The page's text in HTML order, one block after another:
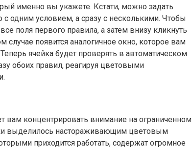
именно вы укажете. Кстати, можно задать
одним условием, а сразу с несколькими. Чтобы
поля первого правила, а затем внизу кликнуть
случае появится аналогичное окно, которое вам
ячейка будет проверять в автоматическом
обоих правил, реагируя цветовыми
вам концентрировать внимание на ограниченном
выделилось настораживающим цветовым
приходится работать, содержат огромное